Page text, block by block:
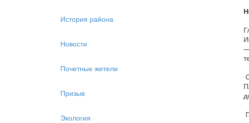
История района
Новости
Почетные жители
Призыв
Экология